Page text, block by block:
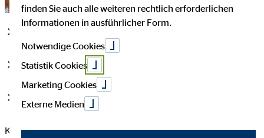
Slowenien als attraktiver Markt für Finanzdienstleistungen
Nächste Expansionsschritte derzeit in Planung
Köln, 19. Dezember 2022. Die OVB Holding AG, einer der
finden Sie auch alle weiteren rechtlich erforderlichen
Informationen in ausführlicher Form.
Notwendige Cookies
Statistik Cookies
Marketing Cookies
Externe Medien